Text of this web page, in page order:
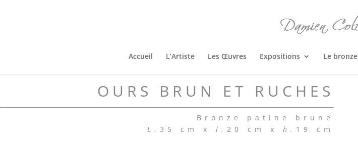
Accueil L’Artiste Les Œuvres Expositions Le bronze
OURS BRUN ET RUCHES
Bronze patine brune
L. 35 cm x l. 20 cm x h. 19 cm